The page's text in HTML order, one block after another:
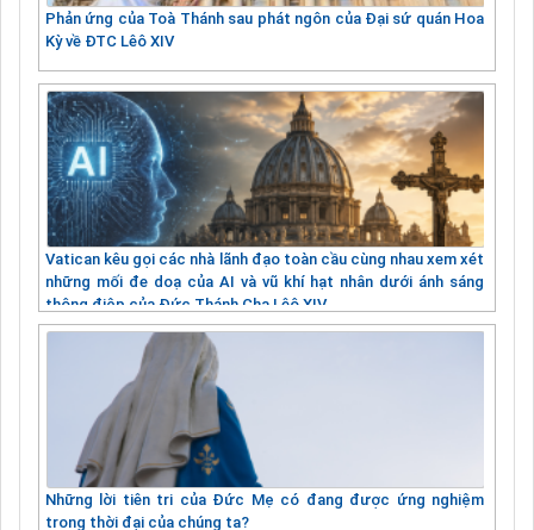
Phản ứng của Toà Thánh sau phát ngôn của Đại sứ quán Hoa
Kỳ về ĐTC Lêô XIV
Vatican kêu gọi các nhà lãnh đạo toàn cầu cùng nhau xem xét
những mối đe doạ của AI và vũ khí hạt nhân dưới ánh sáng
thông điệp của Đức Thánh Cha Lêô XIV
Những lời tiên tri của Đức Mẹ có đang được ứng nghiệm
trong thời đại của chúng ta?